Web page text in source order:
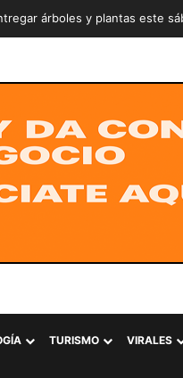
árboles y plantas este
TURISMO VIRALES